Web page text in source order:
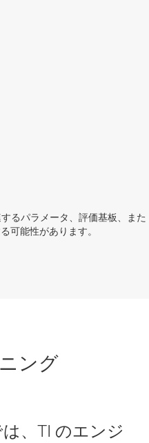
るパラメータ、評価基板、また
可能性があります。
ング
、TI のエンジ